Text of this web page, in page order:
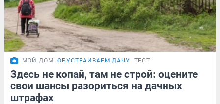
МОЙ ДОМ ОБУСТРАИВАЕМ ДАЧУ ТЕСТ
Здесь не копай, там не строй: оцените
свои шансы разориться на дачных
штрафах